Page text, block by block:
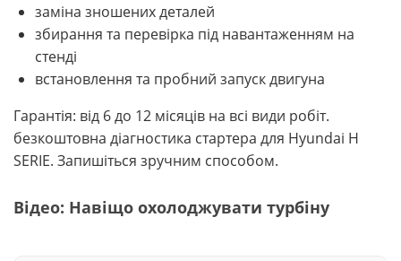
заміна зношених деталей
збирання та перевірка під навантаженням на
стенді
встановлення та пробний запуск двигуна
Гарантія: від 6 до 12 місяців на всі види робіт.
безкоштовна діагностика стартера для Hyundai H
SERIE. Запишіться зручним способом.
Відео: Навіщо охолоджувати турбіну